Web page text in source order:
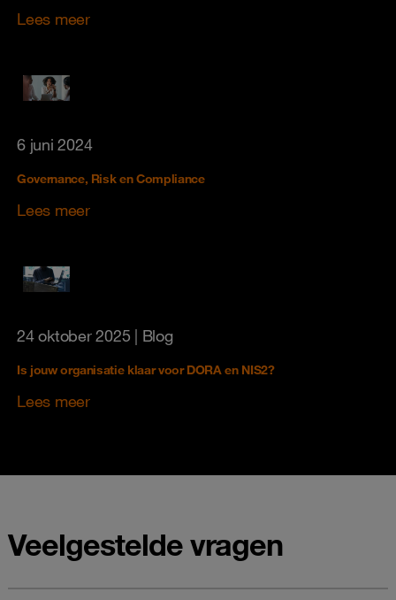
Lees meer
6 juni 2024
Governance, Risk en Compliance
Lees meer
24 oktober 2025 | Blog
Is jouw organisatie klaar voor DORA en NIS2?
Lees meer
Veelgestelde vragen